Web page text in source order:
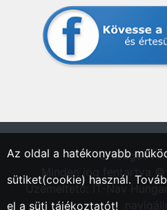
"Országos
Minden jog fentartva ©
Üzemeltető: IT-Nav
Az oldal a hatékonyabb
sütiket(cookie) használ.
el a süti tájékoztatót!